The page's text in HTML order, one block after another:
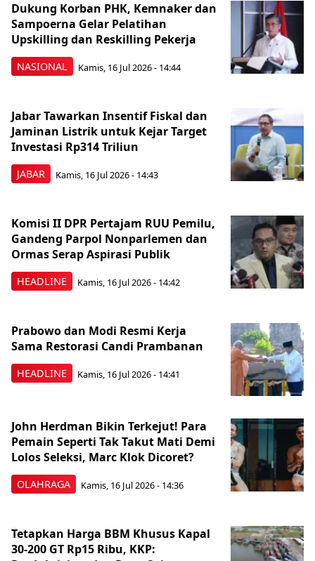
NASIONAL
Dukung Korban PHK, Kemnaker dan
Sampoerna Gelar Pelatihan
Upskilling dan Reskilling Pekerja
Kamis, 16 Jul 2026 - 14:44
JABAR
Jabar Tawarkan Insentif Fiskal dan
Jaminan Listrik untuk Kejar Target
Investasi Rp314 Triliun
Kamis, 16 Jul 2026 - 14:43
HEADLINE
Komisi II DPR Pertajam RUU Pemilu,
Gandeng Parpol Nonparlemen dan
Ormas Serap Aspirasi Publik
Kamis, 16 Jul 2026 - 14:42
HEADLINE
Prabowo dan Modi Resmi Kerja
Sama Restorasi Candi Prambanan
Kamis, 16 Jul 2026 - 14:41
OLAHRAGA
John Herdman Bikin Terkejut! Para
Pemain Seperti Tak Takut Mati Demi
Lolos Seleksi, Marc Klok Dicoret?
Kamis, 16 Jul 2026 - 14:36
Tetapkan Harga BBM Khusus Kapal
30-200 GT Rp15 Ribu, KKP: